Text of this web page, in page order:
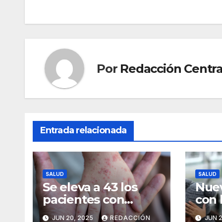
Por Redacción
Entrada relacionada
SALUD
Se eleva a 43 los
pacientes con
sarampión en Santa
JUN 20, 2025 REDACCIÓN
SALUD
con
JUN